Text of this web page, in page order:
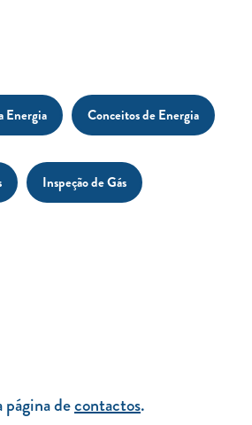
Energia Conceitos de Energia
Inspeção de Gás
decontactos.